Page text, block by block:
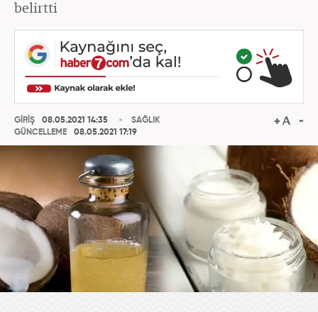
belirtti
GİRİŞ
08.05.2021 14:35
GÜNCELLEME
08.05.2021 17:19
SAĞLIK